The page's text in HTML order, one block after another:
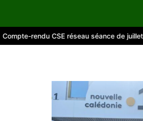
rendu CSE réseau séance de juillet 2026